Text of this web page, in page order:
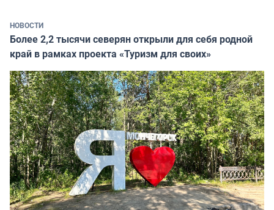
НОВОСТИ
Более 2,2 тысячи северян открыли для себя родной
край в рамках проекта «Туризм для своих»